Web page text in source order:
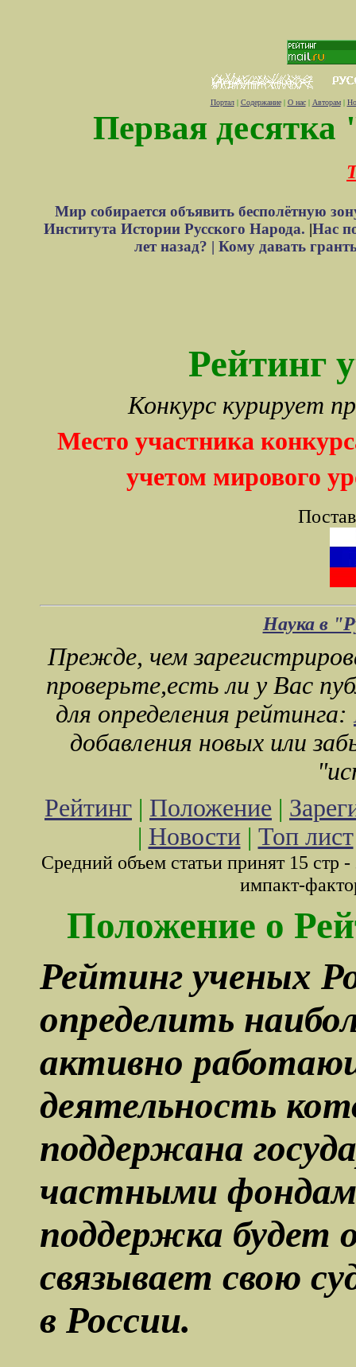
Портал| Содержание| О нас| Авторам|
Первая десятка
Мир собирается объявить бесполётную
Института Истории Русского Народа. |Нас
лет назад? | Кому давать
Рейтинг
Конкурс курирует
Место участника
учетом мирового
Наука в
Прежде, чем
проверьте,есть ли у Вас
для определения рейтинга:
добавления новых или
Рейтинг | Положение |
| Новости| Топ лист
Средний объем статьи принят 15 стр
импакт-
Положение о
Рейтинг ученых
определить
активно
деятельность
поддержана
частными
поддержка будет
связывает свою
в России.